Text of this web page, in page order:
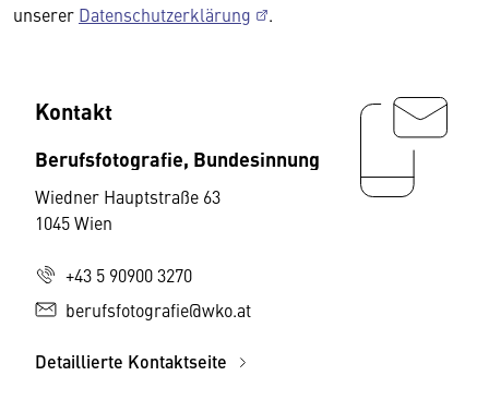
unserer Datenschutzerklärung .
Kontakt
Berufsfotografie, Bundesinnung
Wiedner Hauptstraße 63
1045 Wien
+43 5 90900 3270
berufsfotografie@wko.at
Detaillierte Kontaktseite